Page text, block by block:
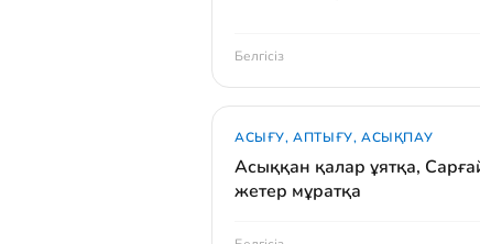
Белгісіз
АСЫҒУ, АПТЫҒУ, АСЫҚПАУ
Асыққан қалар ұятқа,
жетер мұратқа